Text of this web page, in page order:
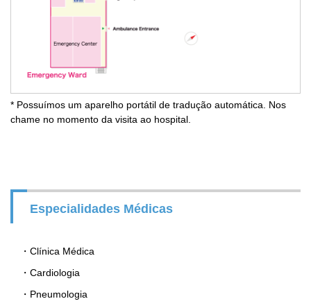
* Possuímos um aparelho portátil de tradução automática. Nos
chame no momento da visita ao hospital.
Especialidades Médicas
Clínica Médica
Cardiologia
Pneumologia